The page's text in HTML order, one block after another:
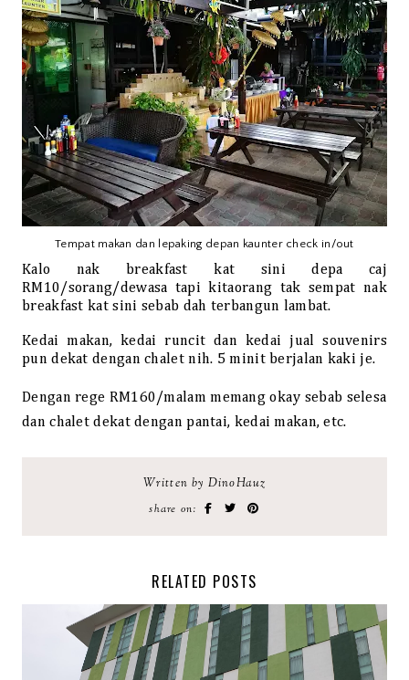
Tempat makan dan lepaking depan kaunter check in/out
Kalo nak breakfast kat sini depa caj
RM10/sorang/dewasa tapi kitaorang tak sempat nak
breakfast kat sini sebab dah terbangun lambat.
Kedai makan, kedai runcit dan kedai jual souvenirs
pun dekat dengan chalet nih. 5 minit berjalan kaki je.
Dengan rege RM160/malam memang okay sebab selesa
dan chalet dekat dengan pantai, kedai makan, etc.
Written by DinoHauz
share on:
RELATED POSTS